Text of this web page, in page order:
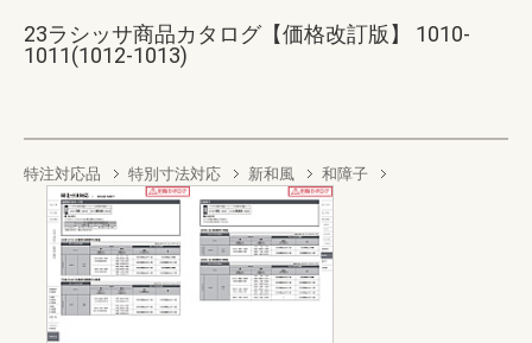
23ラシッサ商品カタログ【価格改訂版】 1010-
1011(1012-1013)
特注対応品 特別寸法対応 新和風 和障子